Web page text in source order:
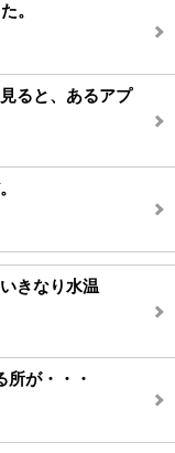
。
ると、あるアプ
きなり水温
所が・・・